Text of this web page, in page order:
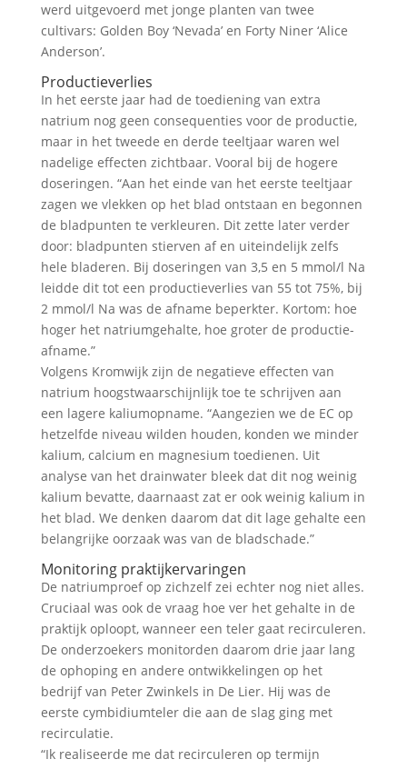
werd uitgevoerd met jonge planten van twee
cultivars: Golden Boy ‘Nevada’ en Forty Niner ‘Alice
Anderson’.
Productieverlies
In het eerste jaar had de toediening van extra
natrium nog geen consequenties voor de productie,
maar in het tweede en derde teeltjaar waren wel
nadelige effecten zichtbaar. Vooral bij de hogere
doseringen. “Aan het einde van het eerste teeltjaar
zagen we vlekken op het blad ontstaan en begonnen
de bladpunten te verkleuren. Dit zette later verder
door: bladpunten stierven af en uiteindelijk zelfs
hele bladeren. Bij doseringen van 3,5 en 5 mmol/l Na
leidde dit tot een productieverlies van 55 tot 75%, bij
2 mmol/l Na was de afname beperkter. Kortom: hoe
hoger het natriumgehalte, hoe groter de productie-
afname.”
Volgens Kromwijk zijn de negatieve effecten van
natrium hoogstwaarschijnlijk toe te schrijven aan
een lagere kaliumopname. “Aangezien we de EC op
hetzelfde niveau wilden houden, konden we minder
kalium, calcium en magnesium toedienen. Uit
analyse van het drainwater bleek dat dit nog weinig
kalium bevatte, daarnaast zat er ook weinig kalium in
het blad. We denken daarom dat dit lage gehalte een
belangrijke oorzaak was van de bladschade.”
Monitoring praktijkervaringen
De natriumproef op zichzelf zei echter nog niet alles.
Cruciaal was ook de vraag hoe ver het gehalte in de
praktijk oploopt, wanneer een teler gaat recirculeren.
De onderzoekers monitorden daarom drie jaar lang
de ophoping en andere ontwikkelingen op het
bedrijf van Peter Zwinkels in De Lier. Hij was de
eerste cymbidiumteler die aan de slag ging met
recirculatie.
“Ik realiseerde me dat recirculeren op termijn